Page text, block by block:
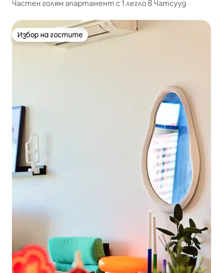
Частен голям апартамент с 1 легло в Чатсууд
Избор на гостите
Избор на гостите